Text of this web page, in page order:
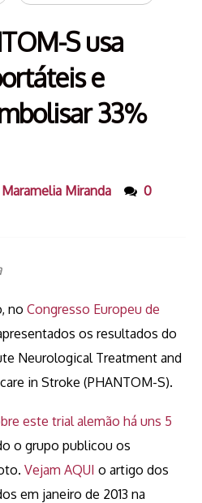
S usa
e
33%
Maramelia Miranda
0
no Congresso Europeu de
os resultados do
Neurological Treatment and
in Stroke (PHANTOM-S).
este trial alemão há uns 5
o grupo publicou os
Vejam AQUI o artigo dos
em janeiro de 2013 na